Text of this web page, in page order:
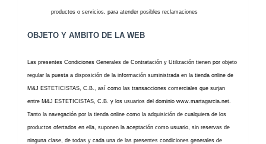
productos o servicios, para atender posibles reclamaciones
OBJETO Y AMBITO DE LA WEB
Las presentes Condiciones Generales de Contratación y Utilización tienen por objeto
regular la puesta a disposición de la información suministrada en la tienda online de
M&J ESTETICISTAS, C.B., así como las transacciones comerciales que surjan
entre M&J ESTETICISTAS, C.B. y los usuarios del dominio www.martagarcia.net.
Tanto la navegación por la tienda online como la adquisición de cualquiera de los
productos ofertados en ella, suponen la aceptación como usuario, sin reservas de
ninguna clase, de todas y cada una de las presentes condiciones generales de